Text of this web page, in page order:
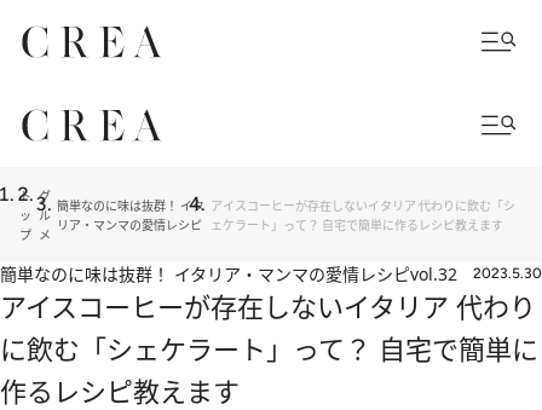
ト
ッ
プ
グ
ル
メ
簡単なのに味は抜群！ イタ
リア・マンマの愛情レシピ
アイスコーヒーが存在しないイタリア 代わりに飲む「シ
ェケラート」って？ 自宅で簡単に作るレシピ教えます
簡単なのに味は抜群！ イタリア・マンマの愛情レシピvol.32 2023.5.30
アイスコーヒーが存在しないイタリア 代わり
に飲む「シェケラート」って？ 自宅で簡単に
作るレシピ教えます